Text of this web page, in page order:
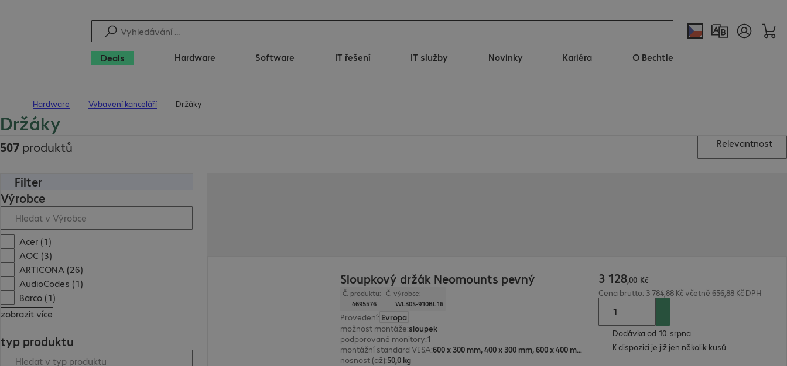
Deals Hardware Software IT řešení IT služby Novinky Kariéra O Bechtle
Hardware Vybavení kanceláří Držáky
Držáky
507 produktů Relevantnost
Filter
Výrobce
Acer (1)
AOC (3)
ARTICONA (26)
AudioCodes (1)
Barco (1)
zobrazit více
typ produktu
Sloupkový držák Neomounts pevný
Č. produktu:
4695576
Č. výrobce:
WL30S-910BL16
Provedení: Evropa
možnost montáže:sloupek
podporované monitory:1
montážní standard VESA:
600 x 300 mm, 400 x 300 mm, 600 x 400 mm, 350 x 350 mm, 200 x 100 mm, 300 x 100 mm, 600 x 200 mm, 200 x 400 mm, 200 x 300 mm, 300 x 300 mm, 500 x 400 mm, 400 x 400 mm, 400 x 200 mm, 300 x 400 mm
nosnost (až):50,0 kg
3 128,00 Kč
Cena brutto: 3 784,88 Kč včetně 656,88 Kč DPH
Dodávka od 10. srpna.
K dispozici je již jen několik kusů.